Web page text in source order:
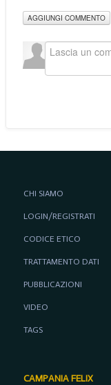
AGGIUNGI COMMENTO
CHI SIAMO
LOGIN/REGISTRATI
CODICE ETICO
TRATTAMENTO DATI
PUBBLICAZIONI
VIDEO
TAGS
CAMPANIA FELIX